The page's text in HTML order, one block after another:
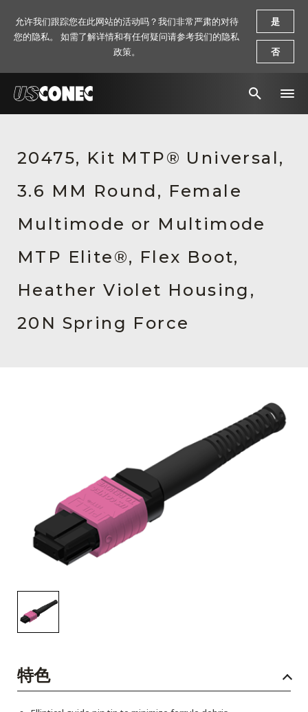
解决方案
产品
资源
关于我们
20475, Kit MTP® Universal,
3.6 MM Round, Female
Multimode or Multimode
MTP Elite®, Flex Boot,
Heather Violet Housing,
20N Spring Force
特色
允许我们跟踪您在此网站的活动吗？我们非常严肃的对待
您的隐私。 如需了解详情和有任何疑问请参考我们的隐私
政策。
是
否